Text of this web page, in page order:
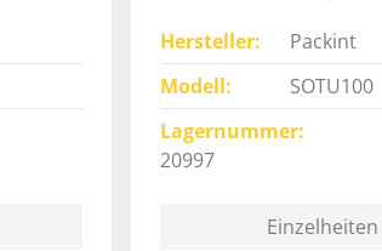
Hersteller
Packint
Modell
SOTU100
Lagernummer
20997
Einzelheiten